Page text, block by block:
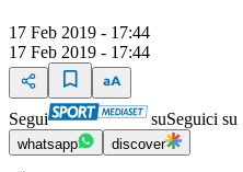
17 Feb 2019 - 17:44
17 Feb 2019 - 17:44
Segui suSeguici su
whatsapp discover